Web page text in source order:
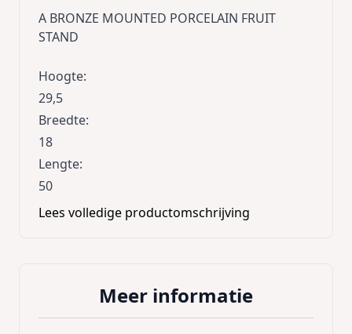
A BRONZE MOUNTED PORCELAIN FRUIT
STAND
Hoogte:
29,5
Breedte:
18
Lengte:
50
Lees volledige productomschrijving
Meer informatie